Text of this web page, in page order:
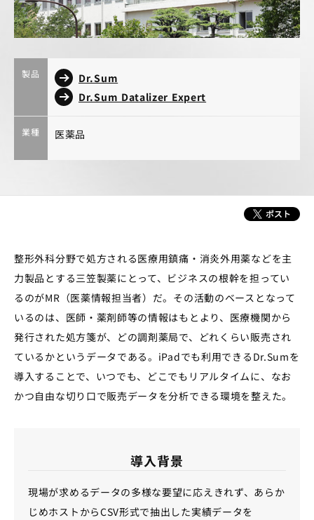
製品
Dr.Sum
Dr.Sum Datalizer Expert
業種 医薬品
整形外科分野で処方される医療用鎮痛・消炎外用薬などを主
力製品とする三笠製薬にとって、ビジネスの根幹を担ってい
るのがMR（医薬情報担当者）だ。その活動のベースとなって
いるのは、医師・薬剤師等の情報はもとより、医療機関から
発行された処方箋が、どの調剤薬局で、どれくらい販売され
ているかというデータである。iPadでも利用できるDr.Sumを
導入することで、いつでも、どこでもリアルタイムに、なお
かつ自由な切り口で販売データを分析できる環境を整えた。
導入背景
現場が求めるデータの多様な要望に応えきれず、あらか
じめホストからCSV形式で抽出した実績データを